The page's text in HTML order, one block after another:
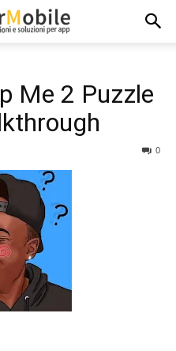
Me 2 Puzzle
0